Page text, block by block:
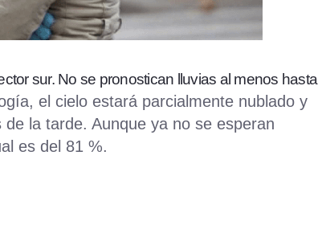
sur. No se pronostican lluvias al menos hasta
el cielo estará parcialmente nublado y
la tarde. Aunque ya no se esperan
es del 81 %.